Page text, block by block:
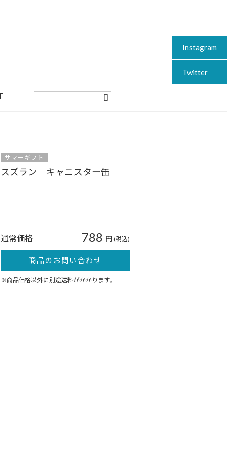
サマーギフト
スズラン キャニスター缶
通常価格 788 円(税込)
商品のお問い合わせ
※商品価格以外に別途送料がかかります。
Instagram
Twitter